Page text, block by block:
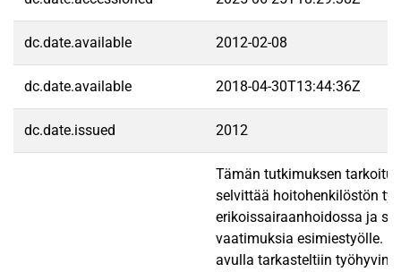
dc.date.available 2012-02-08
dc.date.available 2018-04-30T13:44:36Z
dc.date.issued 2012
Tämän tutkimuksen
selvittää hoitohenkilöstön
erikoissairaanhoidossa ja
vaatimuksia esimiestyölle.
avulla tarkasteltiin